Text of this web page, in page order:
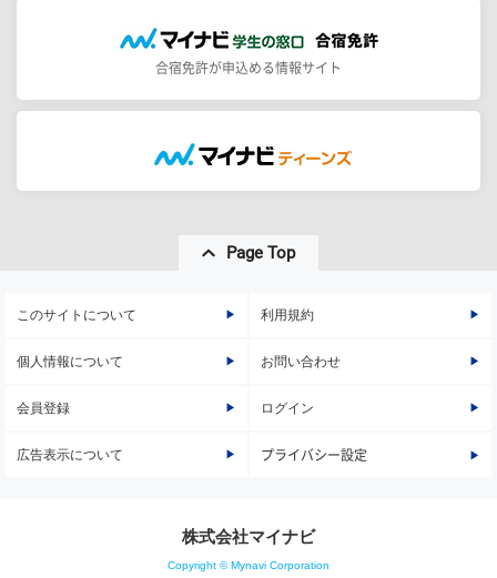
合宿免許が申込める情報サイト
Page Top
このサイトについて 利用規約
個人情報について お問い合わせ
会員登録 ログイン
広告表示について プライバシー設定
株式会社マイナビ
Copyright © Mynavi Corporation